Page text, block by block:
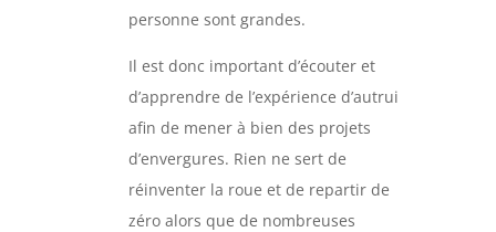
personne sont grandes.
Il est donc important d’écouter et
d’apprendre de l’expérience d’autrui
afin de mener à bien des projets
d’envergures. Rien ne sert de
réinventer la roue et de repartir de
zéro alors que de nombreuses